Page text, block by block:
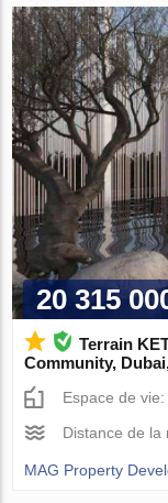
20 315
Terrain
Community,
Espace de
Distance de la
MAG Property